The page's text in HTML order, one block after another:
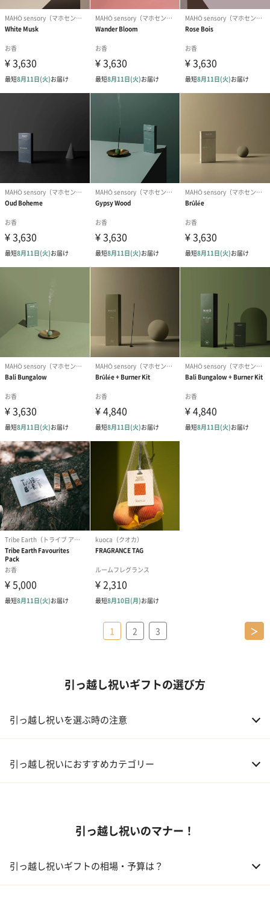
1 2 3 ＞
引っ越し祝いギフトの選び方
引っ越し祝いを選ぶ時の注意
引っ越し祝いにおすすめカテゴリー
03 スイーツ
引っ越し祝いのマナー！
引っ越し祝いギフトの相場・予算は？